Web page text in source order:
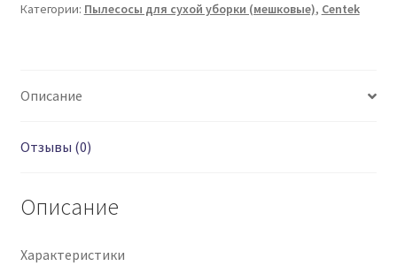
Категории: Пылесосы для сухой уборки (мешковые), Centek
Описание
Отзывы (0)
Описание
Характеристики